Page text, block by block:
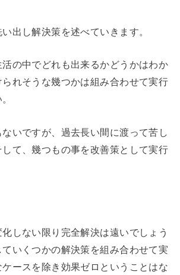
出し解決策を述べていきます。
の中でどれも出来るかどうかはわか
られそうな幾つかは組み合わせて実行
いですが、過去長い間に渡って苦し
て、幾つもの事を改善策として実行
しない限り完全解決は遠いでしょう
いくつかの解決策を組み合わせて実
ースを除き効果ゼロということはな